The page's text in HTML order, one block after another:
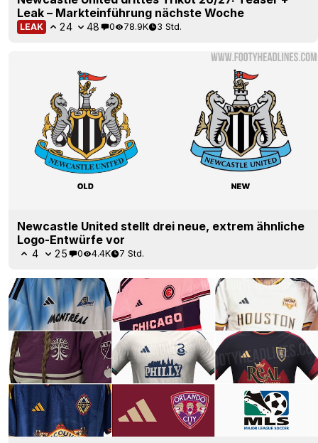
Leak – Markteinführung nächste Woche
LEAK 24 48 0 78.9K 3 Std.
Newcastle United stellt drei neue, extrem ähnliche
Logo-Entwürfe vor
4 25 0 4.4K 7 Std.